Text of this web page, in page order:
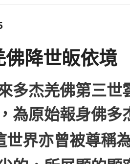
佛降世皈依境
多杰羌佛第三世
為原始報身佛多
世界亦曾被尊稱